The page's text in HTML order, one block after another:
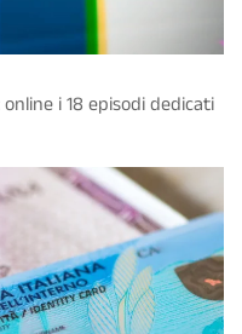
i 18 episodi dedicati